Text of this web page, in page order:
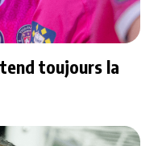
toujours la